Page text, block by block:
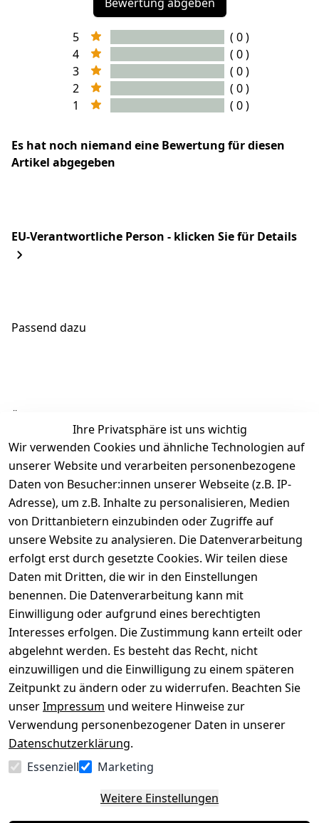
5
( 0 )
4
( 0 )
3
( 0 )
2
( 0 )
1
( 0 )
Es hat noch niemand eine Bewertung für diesen
Artikel abgegeben
EU-Verantwortliche Person - klicken Sie für Details
Passend dazu
Ähnliche Produkte
Ihre Privatsphäre ist uns wichtig
Wir verwenden Cookies und ähnliche Technologien auf
unserer Website und verarbeiten personenbezogene
Daten von Besucher:innen unserer Webseite (z.B. IP-
Adresse), um z.B. Inhalte zu personalisieren, Medien
von Drittanbietern einzubinden oder Zugriffe auf
unsere Website zu analysieren. Die Datenverarbeitung
erfolgt erst durch gesetzte Cookies. Wir teilen diese
Daten mit Dritten, die wir in den Einstellungen
benennen. Die Datenverarbeitung kann mit
Einwilligung oder aufgrund eines berechtigten
Interesses erfolgen. Die Zustimmung kann erteilt oder
abgelehnt werden. Es besteht das Recht, nicht
einzuwilligen und die Einwilligung zu einem späteren
Zeitpunkt zu ändern oder zu widerrufen. Beachten Sie
unserImpressum und weitere Hinweise zur
Verwendung personenbezogener Daten in unserer
Datenschutzerklärung.
Essenziell
Marketing
Weitere Einstellungen
Rechtliches
AGB
Impressum
Datenschutze
rklärung
Barrierefreihe
itserklärung
Widerrufsrec
ht
Über uns
Kontakt
Registrieren
Kataloge zum
Download
Pflege &
Kundendienst
Kiefermöbel
Hilfe
Wir
versenden
mit
Zahle
bequem per
Vertrag
widerrufen